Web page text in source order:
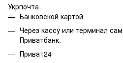
Укрпочта
Банковской картой
Через кассу или терминал
Приватбанк.
Приват24